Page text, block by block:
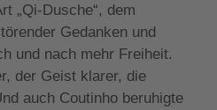
„Qi-Dusche“, dem
Gedanken und
und nach mehr Freiheit.
der Geist klarer, die
auch Coutinho beruhigte